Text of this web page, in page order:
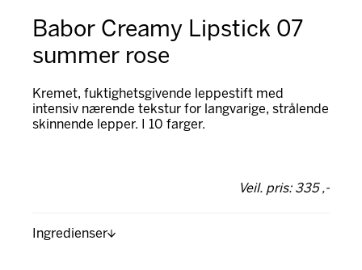
Babor Creamy Lipstick 07
summer rose
Kremet, fuktighetsgivende leppestift med
intensiv nærende tekstur for langvarige, strålende
skinnende lepper. I 10 farger.
Veil. pris: 335 ,-
Ingredienser